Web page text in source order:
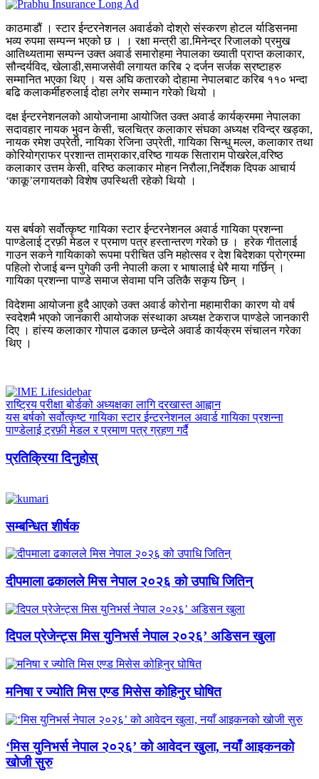
काठमाडौं । स्टार ईन्टरनेशनल अवार्डको दोश्रो संस्करण होटल र्याडिसनमा
भव्य रुपमा सम्पन्न भएको छ । । रक्षा मन्त्री डा.मिनेन्द्र रिजालको प्रमुख
आतिथ्यतामा सम्पन्न उक्त अवार्ड समारोहमा नेपालका ख्याती प्राप्त कलाकार,
सौन्दर्यविद, खेलाडी,समाजसेवी लगायत करिब २ दर्जन सर्जक स्रष्टाहरु
सम्मानित भएका थिए । यस अघि कतारको दोहामा नेपालबाट करिब ११० भन्दा
बढि कलाकर्मीहरुलाई दोहा लगेर सम्मान गरेको थियो ।
दक्ष ईन्टरनेशनलको आयोजनामा आयोजित उक्त अवार्ड कार्यक्रममा नेपालका
सदावहार नायक भुवन केसी, चलचित्र कलाकार संघका अध्यक्ष रविन्द्र खड्का,
नायक रमेश उप्रेती, नायिका रेजिना उप्रेती, गायिका सिन्धु मल्ल, कलाकार तथा
कोरियोग्राफर प्रशान्त ताम्राकार,वरिष्ठ गायक सिताराम पोखरेल,वरिष्ठ
कलाकार उत्तम केसी, वरिष्ठ कलाकार मोहन निरौला,निर्देशक दिपक आचार्य
‘काकू’लगायतको विशेष उपस्थिती रहेको थियो ।
यस बर्षको सर्वोत्कृष्ट गायिका स्टार ईन्टरनेशनल अवार्ड गायिका प्रशन्ना
पाण्डेलाई ट्रफ़ी मेडल र प्रमाण पत्र हस्तान्तरण गरेको छ । हरेक गीतलाई
गाउन सकने गायिकाको रूपमा परीचित उनि महोत्सव र देश बिदेशका प्रोग्रम्मा
पहिलो रोजाई बन्न पुगेकी उनी नेपाली कला र भाषालाई धेरै माया गर्छिन् ।
गायिका प्रशन्ना पाण्डे समाज सेवामा पनि उतिकै सकृय छिन् ।
विदेशमा आयोजना हुदै आएको उक्त अवार्ड कोरोना महामारीका कारण यो वर्ष
स्वदेशमै भएको जानकारी आयोजक संस्थाका अध्यक्ष टेकराज पाण्डेले जानकारी
दिए । हांस्य कलाकार गोपाल ढकाल छन्देले अवार्ड कार्यक्रम संचालन गरेका
थिए ।
राष्ट्रिय परीक्षा बोर्डको अध्यक्षका लागि दरखास्त आह्वान
यस बर्षको सर्वोत्कृष्ट गायिका स्टार ईन्टरनेशनल अवार्ड गायिका प्रशन्ना
पाण्डेलाई ट्रफ़ी मेडल र प्रमाण पत्र ग्रहण गर्दै
प्रतिक्रिया दिनुहोस्
सम्बन्धित शीर्षक
दीपमाला ढकालले मिस नेपाल २०२६ को उपाधि जितिन्
दिपल प्रेजेन्ट्स मिस युनिभर्स नेपाल २०२६’ अडिसन खुला
मनिषा र ज्योति मिस एण्ड मिसेस कोहिनुर घोषित
‘मिस युनिभर्स नेपाल २०२६’ को आवेदन खुला, नयाँ आइकनको
खोजी सुरु